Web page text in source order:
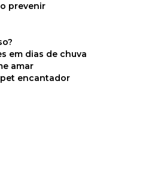
prevenir
em dias de chuva
amar
pet encantador